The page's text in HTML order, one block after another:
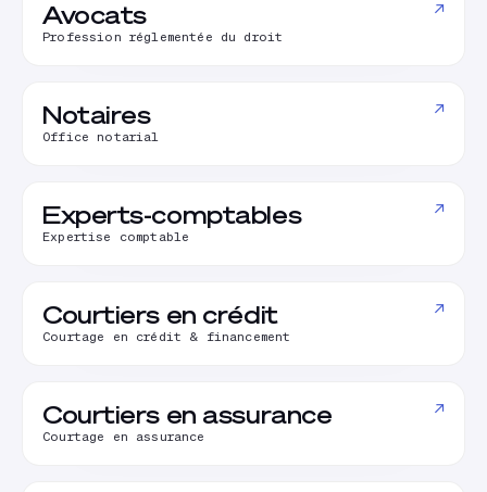
Avocats
Profession réglementée du droit
↗
Notaires
Office notarial
↗
Experts-comptables
Expertise comptable
↗
Courtiers en crédit
Courtage en crédit & financement
↗
Courtiers en assurance
Courtage en assurance
↗